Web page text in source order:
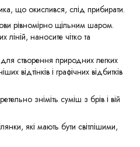
що окислився, слід прибирати.
рівномірно щільним шаром.
наносите чітко та
створення природних легких
відтінків і графічних відбитків
зніміть суміш з брів і вій
які мають бути світлішими,